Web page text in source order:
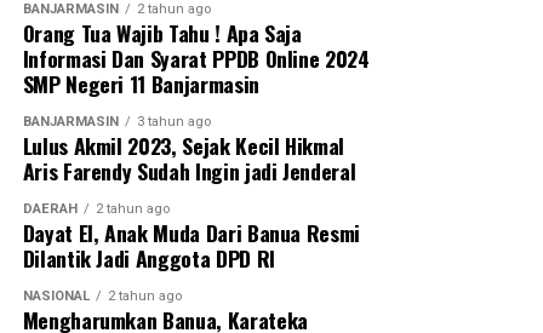
BANJARMASIN 2 tahun ago
Orang Tua Wajib Tahu ! Apa Saja
Informasi Dan Syarat PPDB Online 2024
SMP Negeri 11 Banjarmasin
BANJARMASIN 3 tahun ago
Lulus Akmil 2023, Sejak Kecil Hikmal
Aris Farendy Sudah Ingin jadi Jenderal
DAERAH 2 tahun ago
Dayat El, Anak Muda Dari Banua Resmi
Dilantik Jadi Anggota DPD RI
NASIONAL 2 tahun ago
Mengharumkan Banua, Karateka